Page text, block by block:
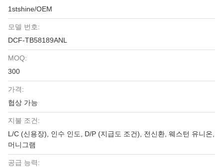
1stshine/OEM
모델 번호:
DCF-TB58189ANL
MOQ:
300
가격:
협상 가능
지불 조건:
L/C (신용장), 인수 인도, D/P (지급도 조건), 전신환, 웨스턴 유니온,
머니그램
공급 능력: